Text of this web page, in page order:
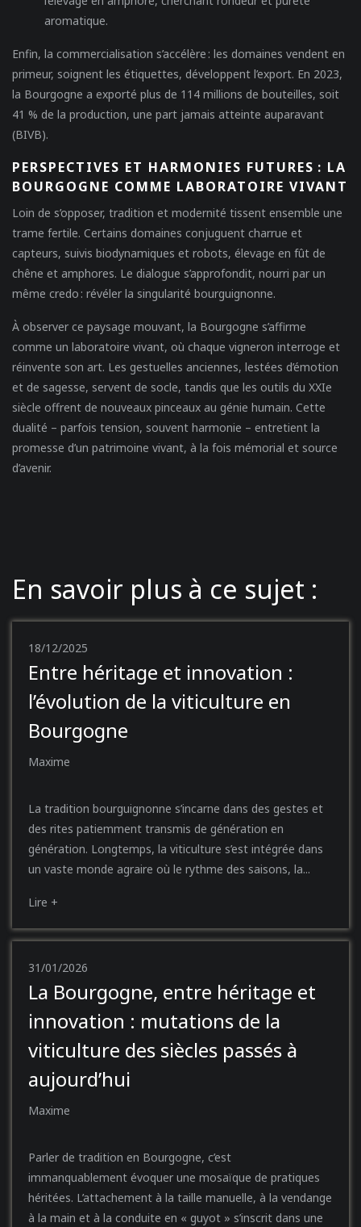
aromatique.
Enfin, la commercialisation s’accélère : les domaines vendent en
primeur, soignent les étiquettes, développent l’export. En 2023,
la Bourgogne a exporté plus de 114 millions de bouteilles, soit
41 % de la production, une part jamais atteinte auparavant
(BIVB).
PERSPECTIVES ET HARMONIES FUTURES : LA
BOURGOGNE COMME LABORATOIRE VIVANT
Loin de s’opposer, tradition et modernité tissent ensemble une
trame fertile. Certains domaines conjuguent charrue et
capteurs, suivis biodynamiques et robots, élevage en fût de
chêne et amphores. Le dialogue s’approfondit, nourri par un
même credo : révéler la singularité bourguignonne.
À observer ce paysage mouvant, la Bourgogne s’affirme
comme un laboratoire vivant, où chaque vigneron interroge et
réinvente son art. Les gestuelles anciennes, lestées d’émotion
et de sagesse, servent de socle, tandis que les outils du XXIe
siècle offrent de nouveaux pinceaux au génie humain. Cette
dualité – parfois tension, souvent harmonie – entretient la
promesse d’un patrimoine vivant, à la fois mémorial et source
d’avenir.
En savoir plus à ce sujet :
18/12/2025
Entre héritage et innovation :
l’évolution de la viticulture en
Bourgogne
Maxime
La tradition bourguignonne s’incarne dans des gestes et
des rites patiemment transmis de génération en
génération. Longtemps, la viticulture s’est intégrée dans
un vaste monde agraire où le rythme des saisons, la...
Lire +
31/01/2026
La Bourgogne, entre héritage et
innovation : mutations de la
viticulture des siècles passés à
aujourd’hui
Maxime
Parler de tradition en Bourgogne, c’est
immanquablement évoquer une mosaïque de pratiques
héritées. L’attachement à la taille manuelle, à la vendange
à la main et à la conduite en « guyot » s’inscrit dans une